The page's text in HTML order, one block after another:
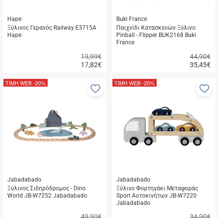
Hape
Ξύλινος Γερανός Railway E3715A
Hape
17,82€
19,99€
αγορά
Buki France
Παιχνίδι Κατασκευών Ξύλινο
Pinball - Flipper BUK2168 Buki
France
35,45€
44,90€
αγορά
Jabadabado
Ξύλινος Σιδηρόδρομος - Dino
World JB-W7252 Jabadabado
ΤΙΜΗ WEB-20%
Προσθήκη
Jabadabado
Ξύλινο Φορτηγάκι Μεταφοράς
Sport Αυτοκινήτων JB-W7220
Jabadabado
ΤΙΜΗ WEB-20%